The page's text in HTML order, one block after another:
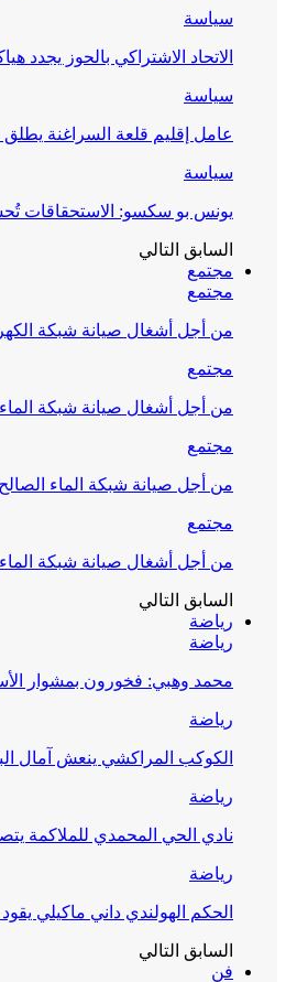
سياسة
الاتحاد الاشتراكي بالحوز يجدد
سياسة
عامل إقليم قلعة السراغنة يطلق مشاريع
سياسة
يونس بو سكسو: الاستحقاقات
السابق التالي
مجتمع
مجتمع
من أجل أشغال صيانة شبكة
مجتمع
من أجل أشغال صيانة شبكة
مجتمع
من أجل صيانة شبكة الماء
مجتمع
من أجل أشغال صيانة شبكة
السابق التالي
رياضة
رياضة
محمد وهبي: فخورون بمشوار
رياضة
الكوكب المراكشي ينعش آمال
رياضة
نادي الحي المحمدي للملاكمة
رياضة
الحكم الهولندي داني ماكيلي
السابق التالي
فن